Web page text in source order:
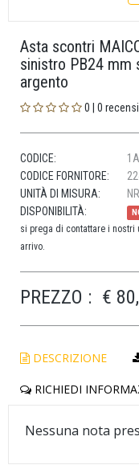
Asta scontri
sinistro PB24
argento
0 | 0
CODICE:
CODICE FORNITORE:
UNITÀ DI MISURA:
NR
DISPONIBILITÀ:
si prega di contattare i
arrivo.
PREZZO : €
DESCRIZIONE
RICHIEDI
Nessuna nota